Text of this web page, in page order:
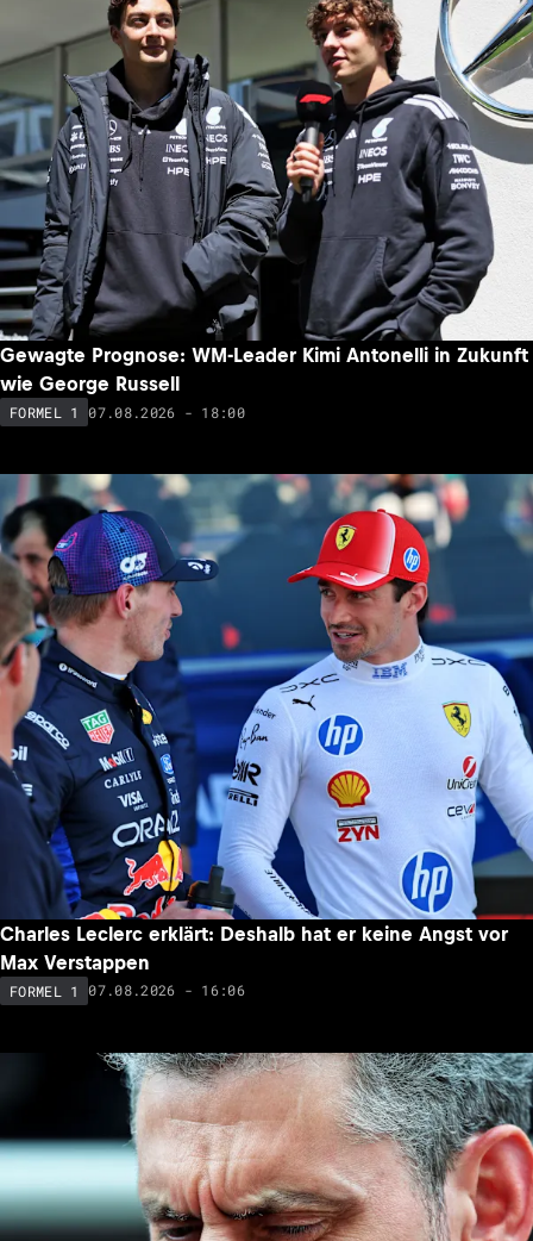
Gewagte Prognose: WM-Leader Kimi Antonelli in Zukunft
wie George Russell
FORMEL 1 07.08.2026 - 18:00
Charles Leclerc erklärt: Deshalb hat er keine Angst vor
Max Verstappen
FORMEL 1 07.08.2026 - 16:06